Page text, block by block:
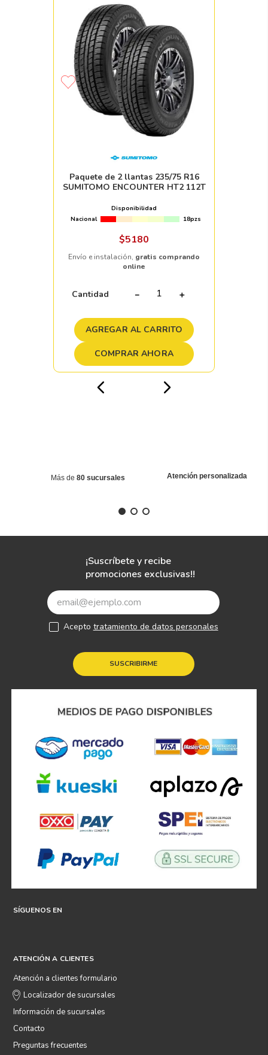
Paquete de 2 llantas 235/75 R16
SUMITOMO ENCOUNTER HT2 112T
Disponibilidad
Nacional
18pzs
$5180
Envío e instalación, gratis comprando
online
Cantidad ＋
－
AGREGAR AL CARRITO
COMPRAR AHORA
Más de 80 sucursales Atención personalizada
¡Suscríbete y recibe
promociones exclusivas!!
SUSCRIBIRME
Acepto tratamiento de datos personales
SÍGUENOS EN
ATENCIÓN A CLIENTES
Atención a clientes formulario
Localizador de sucursales
Información de sucursales
Contacto
Preguntas frecuentes